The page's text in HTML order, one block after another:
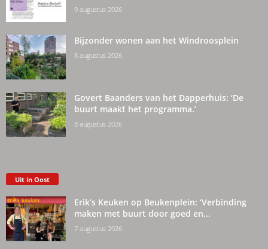
9 augustus 2026
Bijzonder wonen aan het Windroosplein
8 augustus 2026
Govert Baanders van het Dapperhuis: ‘De
buurt maakt het programma.’
8 augustus 2026
Uit in Oost
Erik’s Keuken op Beukenplein: ‘Verbinding
maken met buurt door goed en...
7 augustus 2026